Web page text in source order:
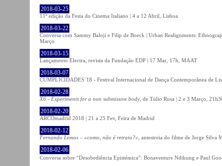
2018-03-25
11ª edição da Festa do Cinema Italiano | 4 a 12 Abril, Lisboa
2018-03-22
Conversa com Sammy Baloji e Filip de Boeck | Urban Realignments:
Março
2018-03-15
Lançamento Electra, revista da Fundação EDP | 17 Mar, 17h, MAAT
2018-03-07
CUMPLICIDADES´18 - Festival Internacional de Dança Contemporânea de
2018-02-28
X6 - Experiments for a non submissive body , de Túlio Rosa | 2 e 3 Março,
2018-02-20
ARCOmadrid 2018 | 21 a 25 Fev, Feira de Madrid
2018-02-12
Fernando Lemos – «como, não é retrato?» , antestreia do filme de Jorge Silva
2018-02-06
Conversa sobre “Desobediência Epistémica”: Bonaventure Ndikung e Paul